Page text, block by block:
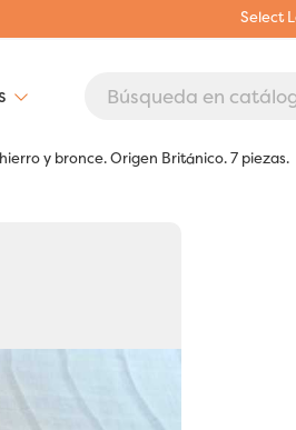
Select
y bronce. Origen Británico. 7 piezas.